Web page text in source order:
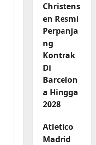
Christens
en Resmi
Perpanja
ng
Kontrak
Di
Barcelon
a Hingga
2028
Atletico
Madrid